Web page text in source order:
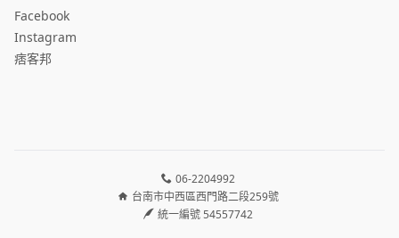
Facebook
Instagram
痞客邦
06-2204992
台南市中西區西門路二段259號
統一編號 54557742